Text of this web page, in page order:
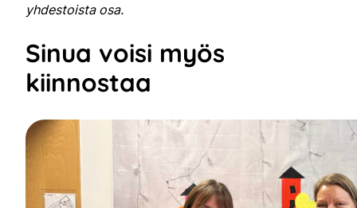
yhdestoista osa.
Sinua voisi myös
kiinnostaa